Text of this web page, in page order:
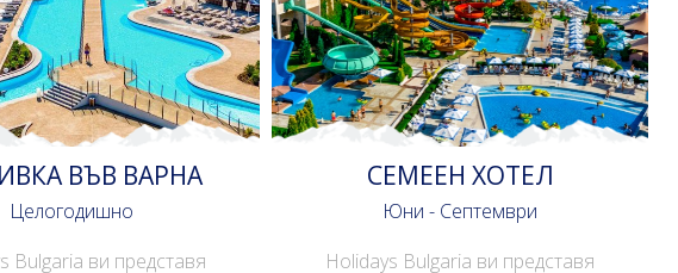
ВЪВ ВАРНА
Целогодишно
Bulgaria ви представя
СЕМЕЕН ХОТЕЛ
Юни - Септември
Holidays Bulgaria ви представя